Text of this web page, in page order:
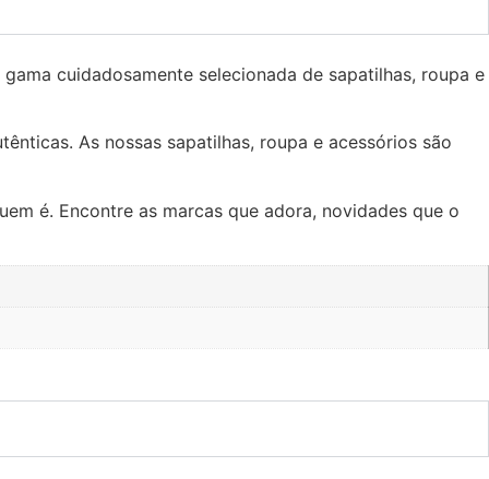
cuidadosamente selecionada de sapatilhas, roupa e
As nossas sapatilhas, roupa e acessórios são
é. Encontre as marcas que adora, novidades que o